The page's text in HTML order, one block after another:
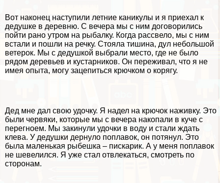
Вот наконец наступили летние каникулы и я приехал к
дедушке в деревню. С вечера мы с ним договорились
пойти рано утром на рыбалку. Когда рассвело, мы с ним
встали и пошли на речку. Стояла тишина, дул небольшой
ветерок. Мы с дедушкой выбрали место, где не было
рядом деревьев и кустарников. Он переживал, что я не
имея опыта, могу зацепиться крючком о корягу.
Дед мне дал свою удочку. Я надел на крючок наживку. Это
были червяки, которые мы с вечера накопали в куче с
перегноем. Мы закинули удочки в воду и стали ждать
клева. У дедушки дернуло поплавок, он потянул. Это
была маленькая рыбешка – пискарик. А у меня поплавок
не шевелился. Я уже стал отвлекаться, смотреть по
сторонам.